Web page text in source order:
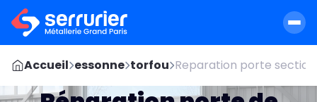
Accueil essonne torfou Reparation porte